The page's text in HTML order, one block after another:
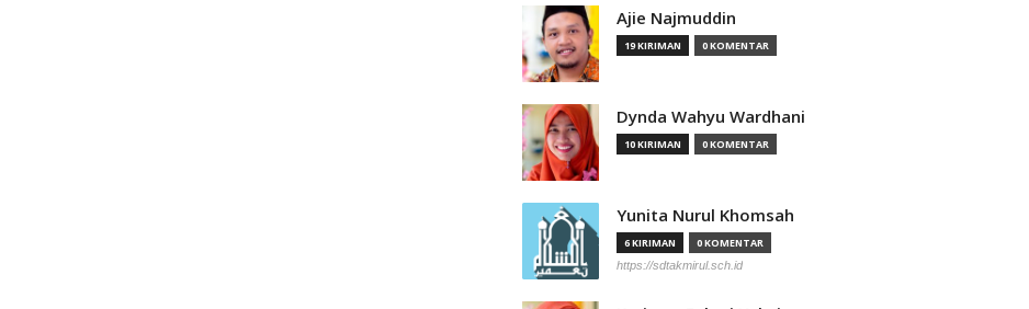
Ajie Najmuddin
19 KIRIMAN 0 KOMENTAR
Dynda Wahyu Wardhani
10 KIRIMAN 0 KOMENTAR
Yunita Nurul Khomsah
6 KIRIMAN 0 KOMENTAR
https://sdtakmirul.sch.id